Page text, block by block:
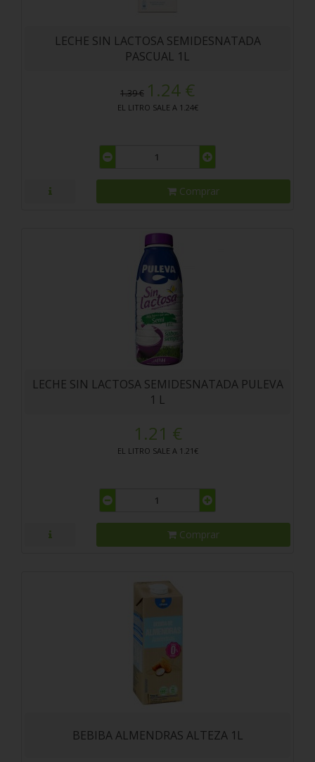
LECHE SIN LACTOSA SEMIDESNATADA
PASCUAL 1L
1.39 € 1.24 €
EL LITRO SALE A 1.24€
Comprar
LECHE SIN LACTOSA SEMIDESNATADA PULEVA
1 L
1.21 €
EL LITRO SALE A 1.21€
Comprar
BEBIBA ALMENDRAS ALTEZA 1L